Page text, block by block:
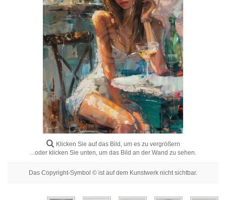
Nach Raum
Klicken Sie auf das Bild, um es zu vergrößern
...oder klicken Sie unten, um das Bild an der Wand zu sehen.
Das Copyright-Symbol © ist auf dem Kunstwerk nicht sichtbar.